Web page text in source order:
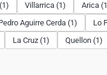
Villarrica (1) Arica
Aguirre Cerda (1)
Lo
La Cruz (1) Quellon (1)